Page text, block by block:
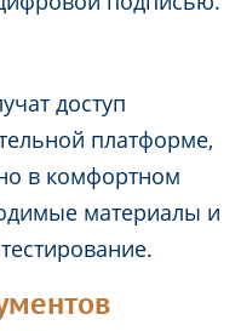
доступ
платформе,
в комфортном
материалы и